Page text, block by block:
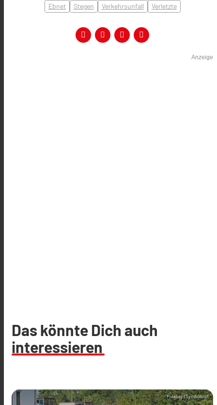
Ebnet Stegen Verkehrsunfall Verletzte
Anzeige
Das könnte Dich auch
interessieren
Pixabay (Symbolbild)